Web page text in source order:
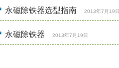
永磁除铁器选型指南 2013年7月19日
永磁除铁器 2013年7月19日